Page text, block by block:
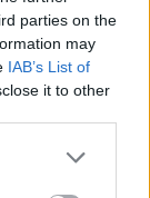
parties on the
may
IAB’s List of
it to other
a
még
termel